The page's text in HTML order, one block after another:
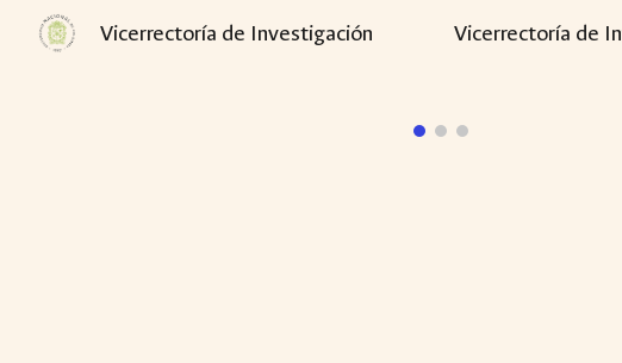
Skip to main
Vicerrectoría de Investigación Vicerrectoría de